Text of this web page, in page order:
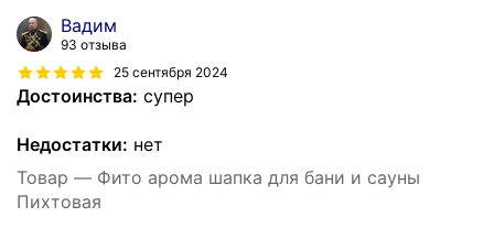
Вадим
93 отзыва
25 сентября 2024
Достоинства: супер
Недостатки: нет
Товар — Фито арома шапка для бани и сауны
Пихтовая